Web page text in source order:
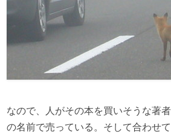
なので、人がその本を買いそうな著
の名前で売っている。そして合わせ